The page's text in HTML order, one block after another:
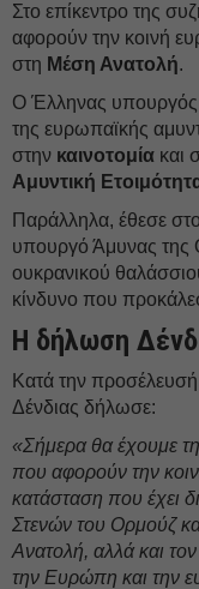
Στο επίκεντρο της
αφορούν την κοινή
στη Μέση Ανατολή.
Ο Έλληνας υπουργός
της ευρωπαϊκής
στην καινοτομία και
Αμυντική
Παράλληλα, έθεσε
υπουργό Άμυνας της
ουκρανικού
κίνδυνο που
Η δήλωση
Κατά την
Δένδιας δήλωσε:
«Σήμερα θα έχουμε
που αφορούν την
κατάσταση που έχει
Στενών του Ορμούζ
Ανατολή, αλλά και
την Ευρώπη και την